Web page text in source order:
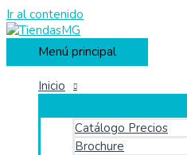
Ir al contenido
Menú principal
Inicio
Catálogo Precios
Brochure